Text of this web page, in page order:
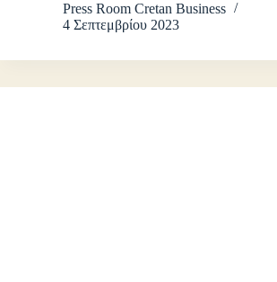
Press Room Cretan Business
4 Σεπτεμβρίου 2023